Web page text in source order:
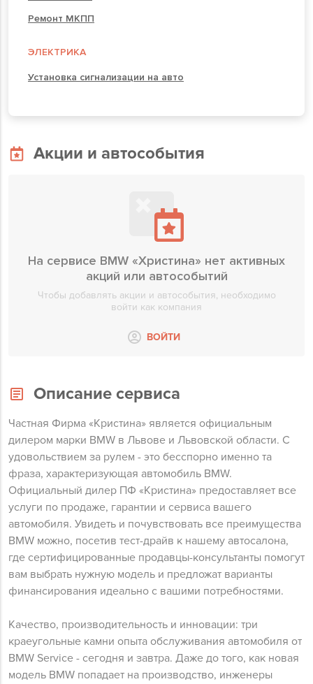
Ремонт МКПП
ЭЛЕКТРИКА
Установка сигнализации на авто
Акции и автособытия
На сервисе BMW «Христина» нет активных
акций или автособытий
Чтобы добавлять акции и автособытия, необходимо
войти как компания
ВОЙТИ
Описание сервиса
Частная Фирма «Кристина» является официальным
дилером марки BMW в Львове и Львовской области. С
удовольствием за рулем - это бесспорно именно та
фраза, характеризующая автомобиль BMW.
Официальный дилер ПФ «Кристина» предоставляет все
услуги по продаже, гарантии и сервиса вашего
автомобиля. Увидеть и почувствовать все преимущества
BMW можно, посетив тест-драйв к нашему автосалона,
где сертифицированные продавцы-консультанты помогут
вам выбрать нужную модель и предложат варианты
финансирования идеально с вашими потребностями.
Качество, производительность и инновации: три
краеугольные камни опыта обслуживания автомобиля от
BMW Service - сегодня и завтра. Даже до того, как новая
модель BMW попадает на производство, инженеры